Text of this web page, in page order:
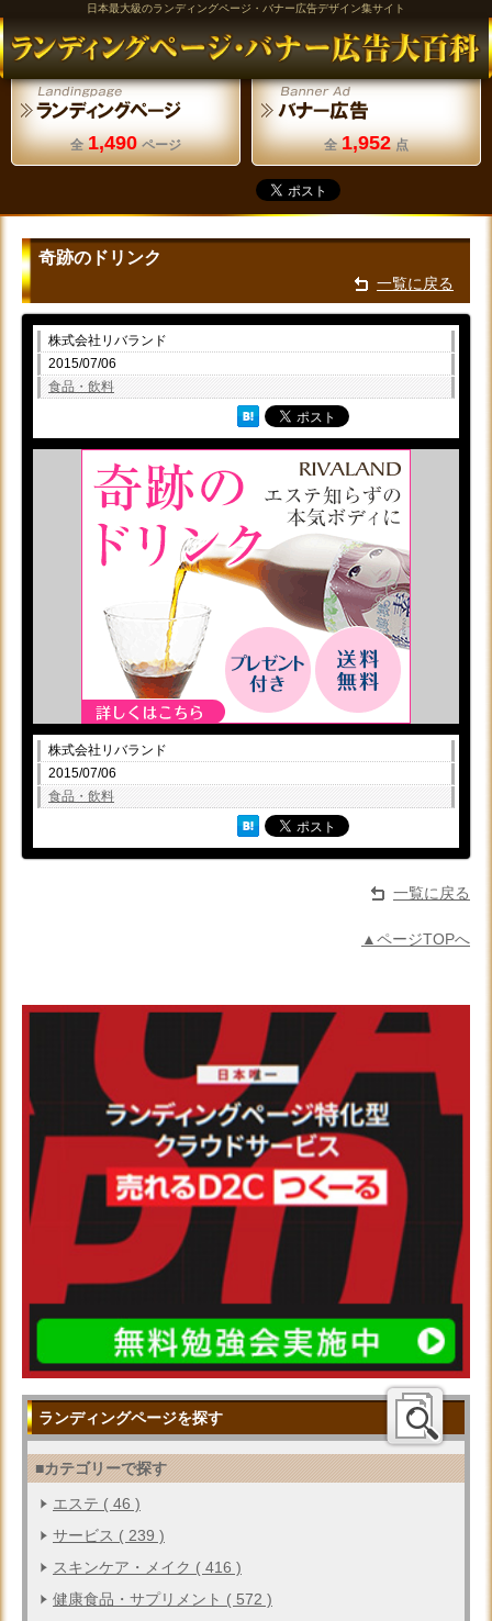
日本最大級のランディングページ・バナー広告デザイン集サイト
全 1,490 ページ 全 1,952 点
奇跡のドリンク
一覧に戻る
株式会社リバランド
2015/07/06
食品・飲料
株式会社リバランド
2015/07/06
食品・飲料
一覧に戻る
▲ページTOPへ
ランディングページを探す
■カテゴリーで探す
エステ ( 46 )
サービス ( 239 )
スキンケア・メイク ( 416 )
健康食品・サプリメント ( 572 )